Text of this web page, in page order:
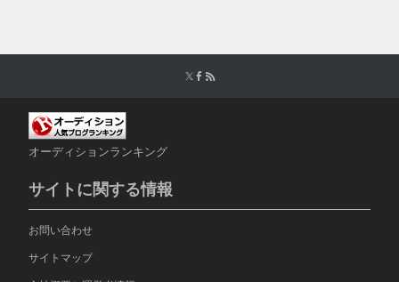
オーディションランキング
サイトに関する情報
お問い合わせ
サイトマップ